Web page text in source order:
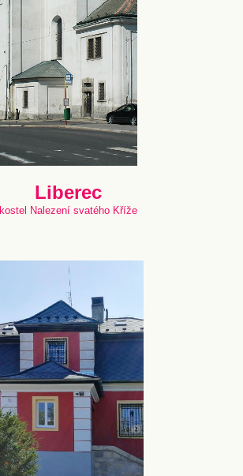
Liberec
kostel Nalezení svatého Kříže